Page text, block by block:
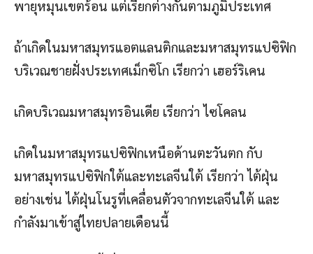
พายุหมุนเขตร้อน แต่เรียกต่างกันตามภูมิประเทศ
ถ้าเกิดในมหาสมุทรแอตแลนติกและมหาสมุทรแปซิฟิก
บริเวณชายฝั่งประเทศเม็กซิโก เรียกว่า เฮอร์ริเคน
เกิดบริเวณมหาสมุทรอินเดีย เรียกว่า ไซโคลน
เกิดในมหาสมุทรแปซิฟิกเหนือด้านตะวันตก กับ
มหาสมุทรแปซิฟิกใต้และทะเลจีนใต้ เรียกว่า ไต้ฝุ่น
อย่างเช่น ไต้ฝุ่นโนรูที่เคลื่อนตัวจากทะเลจีนใต้ และ
กำลังมาเข้าสู่ไทยปลายเดือนนี้